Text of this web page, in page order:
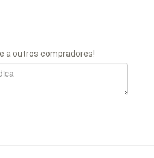
a outros compradores!